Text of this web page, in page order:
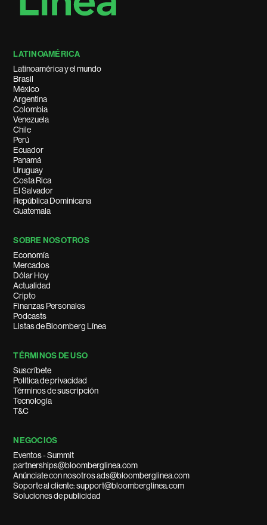
LATINOAMÉRICA
Latinoamérica y el mundo
Brasil
México
Argentina
Colombia
Venezuela
Chile
Perú
Ecuador
Panamá
Uruguay
Costa Rica
El Salvador
República Dominicana
Guatemala
SOBRE NOSOTROS
Economía
Mercados
Dólar Hoy
Actualidad
Cripto
Finanzas Personales
Podcasts
Listas de Bloomberg Línea
TÉRMINOS DE USO
Suscríbete
Política de privacidad
Términos de suscripción
Tecnología
T&C
NEGOCIOS
Eventos - Summit
partnerships@bloomberglinea.com
Anúnciate con nosotros ads@bloomberglinea.com
Soporte al cliente: support@bloomberglinea.com
Soluciones de publicidad